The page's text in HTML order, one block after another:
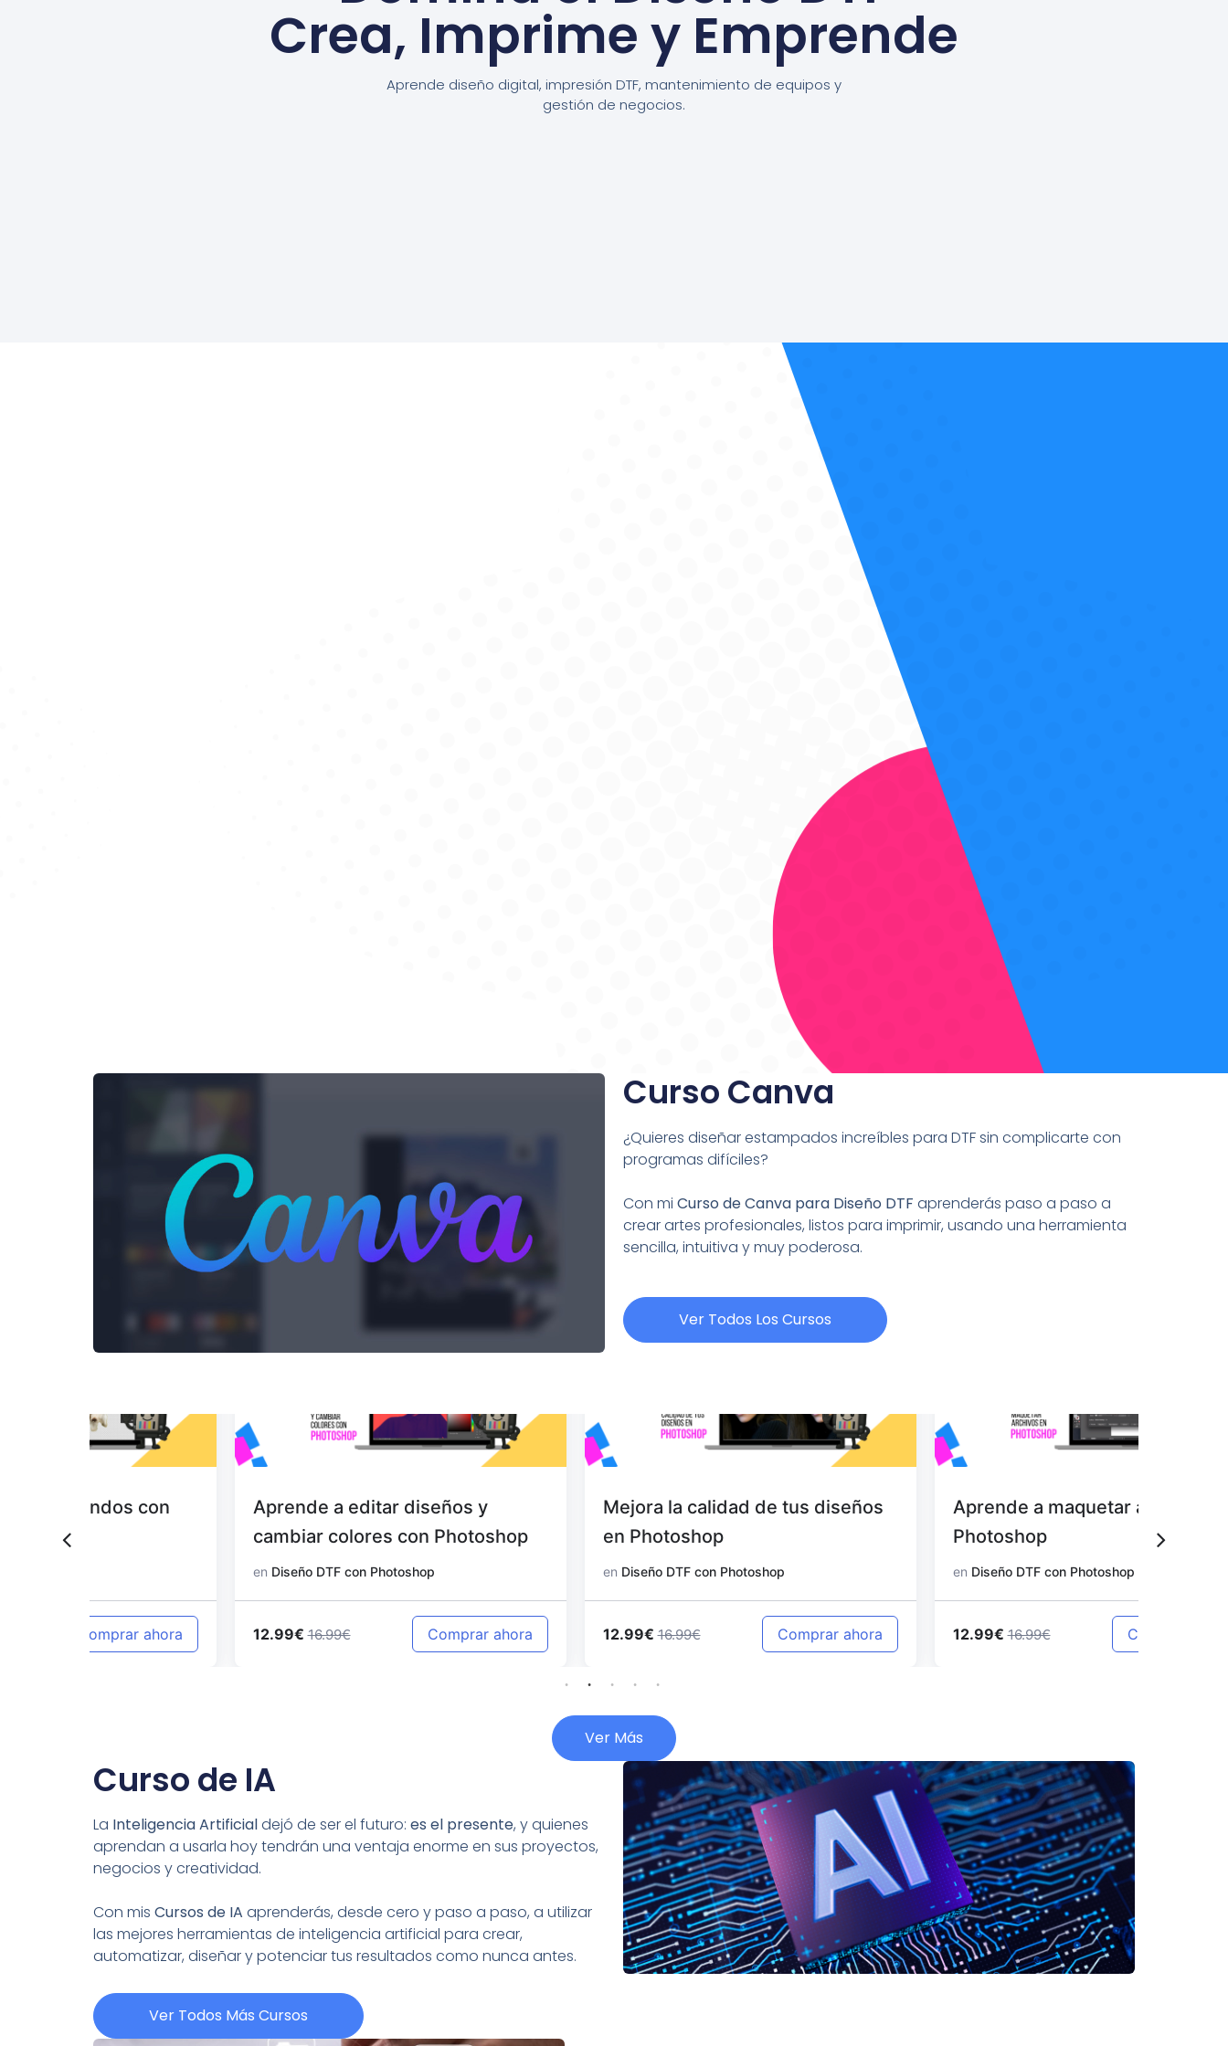
Crea, Imprime y Emprende
Aprende diseño digital, impresión DTF, mantenimiento de equipos y
gestión de negocios.
Curso Canva
¿Quieres diseñar estampados increíbles para DTF sin complicarte con
programas difíciles?
Con mi Curso de Canva para Diseño DTF aprenderás paso a paso a
crear artes profesionales, listos para imprimir, usando una herramienta
sencilla, intuitiva y muy poderosa.
Ver Todos Los Cursos
Aprende a editar diseños y
cambiar colores con Photoshop
Diseño DTF con Photoshop
12.99€ 16.99€ Comprar ahora
Mejora la calidad de tus diseños
en Photoshop
Diseño DTF con Photoshop
12.99€ 16.99€ Comprar ahora
Aprende a maquetar archivos en
Diseño DTF con Photoshop
12.99€ 16.99€ Comprar ahora
Ver Más
Curso de IA
La Inteligencia Artificialdejó de ser el futuro: es el presente, y quienes
aprendan a usarla hoy tendrán una ventaja enorme en sus proyectos,
negocios y creatividad.
Con mis Cursos de IA aprenderás, desde cero y paso a paso, a utilizar
las mejores herramientas de inteligencia artificial para crear,
automatizar, diseñar y potenciar tus resultados como nunca antes.
Ver Todos Más Cursos